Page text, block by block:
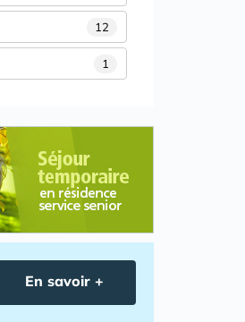
12
1
En savoir +